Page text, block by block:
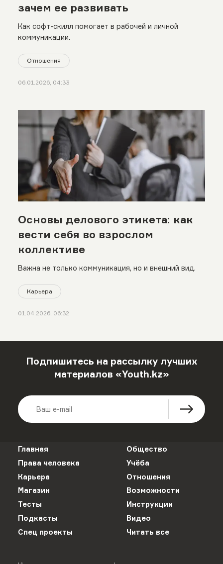
зачем ее развивать
Как софт-скилл помогает в рабочей и личной
коммуникации.
Отношения
06.01.2026, 04:33
Основы делового этикета: как
вести себя во взрослом
коллективе
Важна не только коммуникация, но и внешний вид.
Карьера
01.04.2026, 06:32
Подпишитесь на рассылку лучших
материалов «Youth.kz»
Главная
Общество
Права человека
Учёба
Карьера
Отношения
Магазин
Возможности
Тесты
Инструкции
Подкасты
Видео
Спец проекты
Читать все